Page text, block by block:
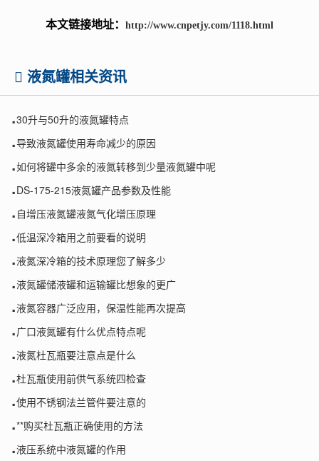
本文链接地址： http://www.cnpetjy.com/1118.html
液氮罐相关资讯
.30升与50升的液氮罐特点
.导致液氮罐使用寿命减少的原因
.如何将罐中多余的液氮转移到少量液氮罐中呢
.DS-175-215液氮罐产品参数及性能
. 自增压液氮罐液氮气化增压原理
.低温深冷箱用之前要看的说明
.液氮深冷箱的技术原理您了解多少
.液氮罐储液罐和运输罐比想象的更广
.液氮容器广泛应用，保温性能再次提高
.广口液氮罐有什么优点特点呢
.液氮杜瓦瓶要注意点是什么
.杜瓦瓶使用前供气系统四检查
.使用不锈钢法兰管件要注意的
.**购买杜瓦瓶正确使用的方法
.液压系统中液氮罐的作用